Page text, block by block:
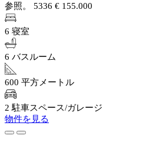
参照。 5336 € 155.000
6 寝室
6 バスルーム
600 平方メートル
2 駐車スペース/ガレージ
物件を見る